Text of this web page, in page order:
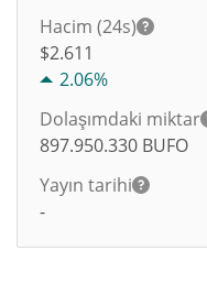
Hacim (24s)
$2.611
2.06%
Dolaşımdaki miktar
897.950.330 BUFO
Yayın tarihi
-